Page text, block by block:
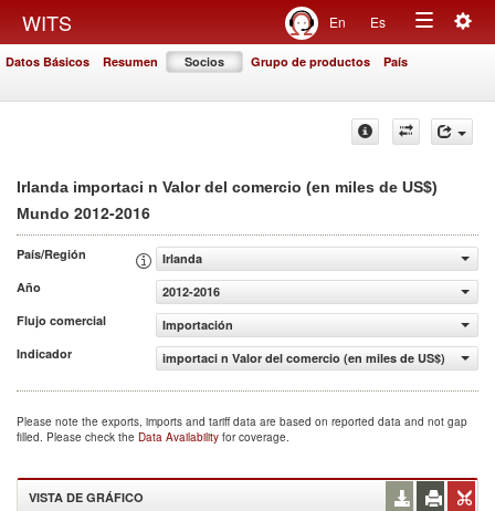
WITS En Es
Toggle
Datos Básicos Resumen Socios Grupo de productos País
Irlanda importaci n Valor del comercio (en miles de US$)
Mundo 2012-2016
País/Región
Irlanda
Año
2012-2016
Flujo comercial
Importación
Indicador
importaci n Valor del comercio (en miles de US$)
Please note the exports, imports and tariff data are based on reported data and not gap
filled. Please check the Data Availability for coverage.
VISTA DE GRÁFICO